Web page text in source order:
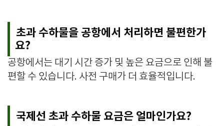
초과 수하물을 공항에서 처리하면 불편한가
요?
공항에서는 대기 시간 증가 및 높은 요금으로 인해 불
편할 수 있습니다. 사전 구매가 더 효율적입니다.
국제선 초과 수하물 요금은 얼마인가요?